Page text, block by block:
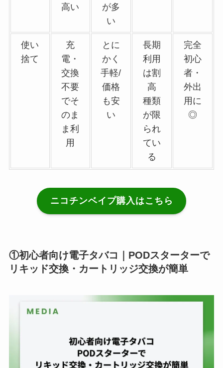
高い
が多
い
使い
捨て
充
電・
交換
不要
でそ
のま
ま利
用
とに
かく
手軽/
価格
も安
い
長期
利用
は割
高
種類
が限
られ
てい
る
完全
初心
者・
外出
用に
◎
ニコチンベイプ購入はこちら
①初心者向け電子タバコ｜PODスターターで
リキッド交換・カートリッジ交換が簡単